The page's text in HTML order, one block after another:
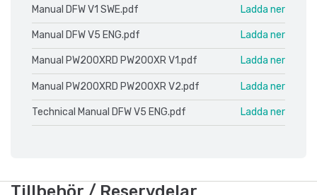
Manual DFW V1 SWE.pdf Ladda ner
Manual DFW V5 ENG.pdf Ladda ner
Manual PW200XRD PW200XR V1.pdf Ladda ner
Manual PW200XRD PW200XR V2.pdf Ladda ner
Technical Manual DFW V5 ENG.pdf Ladda ner